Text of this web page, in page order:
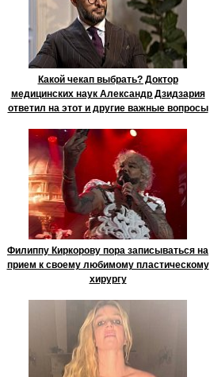
Какой чекап выбрать? Доктор
медицинских наук Александр Дзидзария
ответил на этот и другие важные вопросы
Филиппу Киркорову пора записываться на
прием к своему любимому пластическому
хирургу